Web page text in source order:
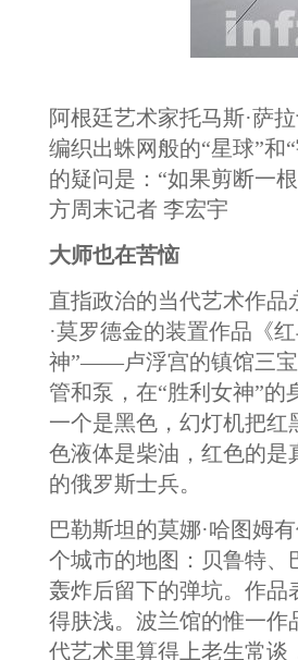
阿根廷艺术家托马斯·萨
编织出蛛网般的“星球”和
的疑问是：“如果剪断一
方周末记者 李宏宇
大师也在苦恼
直指政治的当代艺术作
·莫罗德金的装置作品《
神”——卢浮宫的镇馆三宝
管和泵，在“胜利女神”
一个是黑色，幻灯机把
色液体是柴油，红色的
的俄罗斯士兵。
巴勒斯坦的莫娜·哈图姆
个城市的地图：贝鲁特、
轰炸后留下的弹坑。作
得肤浅。波兰馆的惟一作
代艺术里算得上老生常谈